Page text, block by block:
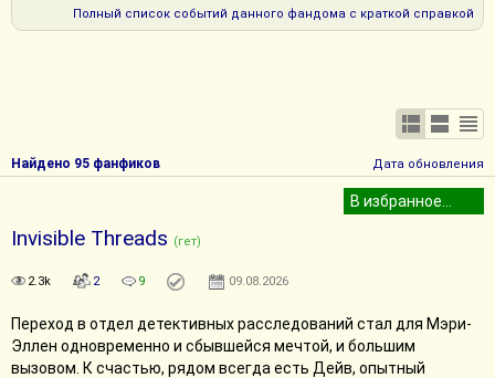
Полный список событий данного фандома с краткой справкой
Найдено 95 фанфиков Дата обновления
Invisible Threads (гет)
2.3k 2 9 09.08.2026
Переход в отдел детективных расследований стал для Мэри-
Эллен одновременно и сбывшейся мечтой, и большим
вызовом. К счастью, рядом всегда есть Дейв, опытный